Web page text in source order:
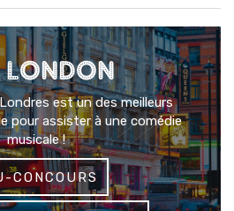
est un des meilleurs
pour assister à une comédie
musicale !
CONCOURS